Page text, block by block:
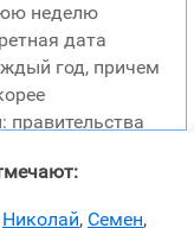
неделю
дата
год, причем
правительства
был учрежден
Николай, Семен,